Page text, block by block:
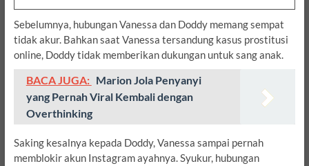
Sebelumnya, hubungan Vanessa dan Doddy memang sempat
tidak akur. Bahkan saat Vanessa tersandung kasus prostitusi
online, Doddy tidak memberikan dukungan untuk sang anak.
BACA JUGA: Marion Jola Penyanyi
yang Pernah Viral Kembali dengan
Overthinking
Saking kesalnya kepada Doddy, Vanessa sampai pernah
memblokir akun Instagram ayahnya. Syukur, hubungan